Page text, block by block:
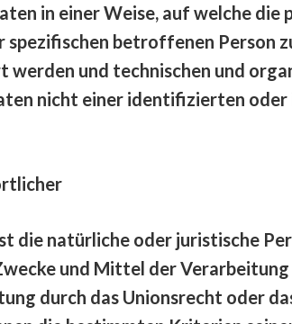
in einer Weise, auf welche die
betroffenen Person
und technischen und
nicht einer identifizierten
natürliche oder juristische
und Mittel der
durch das Unionsrecht oder